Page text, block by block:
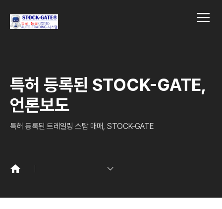
특허 등록된 STOCK-GATE,
언론보도
특허 등록된 트레일링 스탑 매매, STOCK-GATE